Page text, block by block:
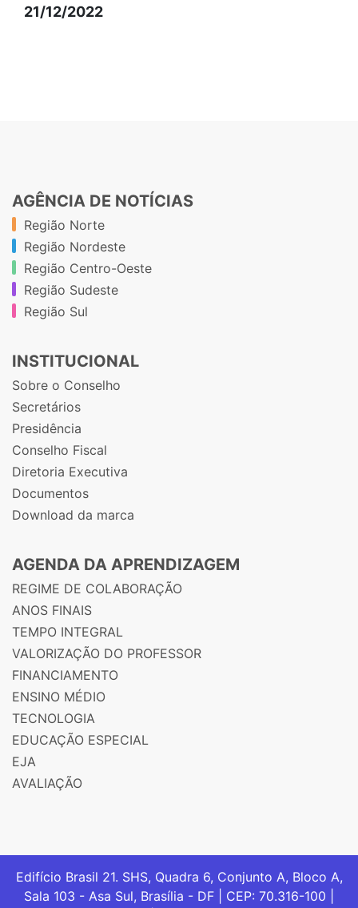
21/12/2022
AGÊNCIA DE NOTÍCIAS
Região Norte
Região Nordeste
Região Centro-Oeste
Região Sudeste
Região Sul
INSTITUCIONAL
Sobre o Conselho
Secretários
Presidência
Conselho Fiscal
Diretoria Executiva
Documentos
Download da marca
AGENDA DA APRENDIZAGEM
REGIME DE COLABORAÇÃO
ANOS FINAIS
TEMPO INTEGRAL
VALORIZAÇÃO DO PROFESSOR
FINANCIAMENTO
ENSINO MÉDIO
TECNOLOGIA
EDUCAÇÃO ESPECIAL
EJA
AVALIAÇÃO
Edifício Brasil 21. SHS, Quadra 6, Conjunto A, Bloco A,
Sala 103 - Asa Sul, Brasília - DF | CEP: 70.316-100 |